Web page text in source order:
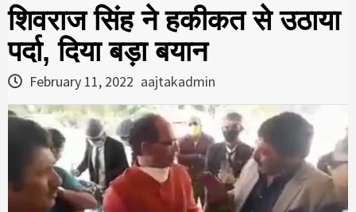
शिवराज सिंह ने हकीकत से उठाया
पर्दा, दिया बड़ा बयान
February 11, 2022 aajtakadmin